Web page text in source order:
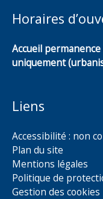
Horaires
Accueil
uniquement
Liens
Accessibilité : non
Plan du site
Mentions légales
Politique de
Gestion des cookies